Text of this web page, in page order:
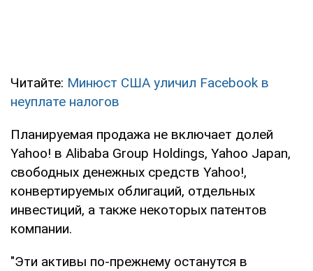
Читайте: Минюст США уличил Facebook в
неуплате налогов
Планируемая продажа не включает долей
Yahoo! в Alibaba Group Holdings, Yahoo Japan,
свободных денежных средств Yahoo!,
конвертируемых облигаций, отдельных
инвестиций, а также некоторых патентов
компании.
"Эти активы по-прежнему останутся в